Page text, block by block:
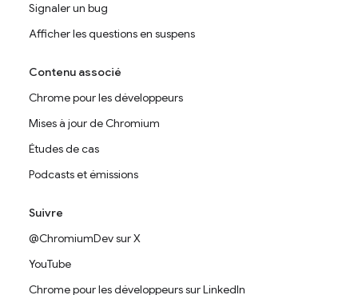
Signaler un bug
Afficher les questions en suspens
Contenu associé
Chrome pour les développeurs
Mises à jour de Chromium
Études de cas
Podcasts et émissions
Suivre
@ChromiumDev sur X
YouTube
Chrome pour les développeurs sur LinkedIn